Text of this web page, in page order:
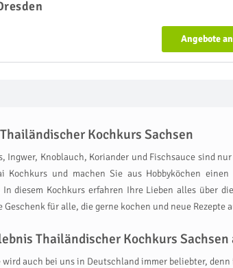
Angebote
Kochkurs Sachsen
Ingwer, Knoblauch, Koriander und Fischsauce sind
Kochkurs und machen Sie aus Hobbyköchen
diesem Kochkurs erfahren Ihre Lieben alles über
Geschenk für alle, die gerne kochen und neue
Thailändischer Kochkurs
auch bei uns in Deutschland immer beliebter,